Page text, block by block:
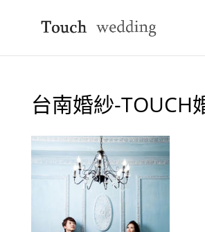
台南婚紗-TOUCH